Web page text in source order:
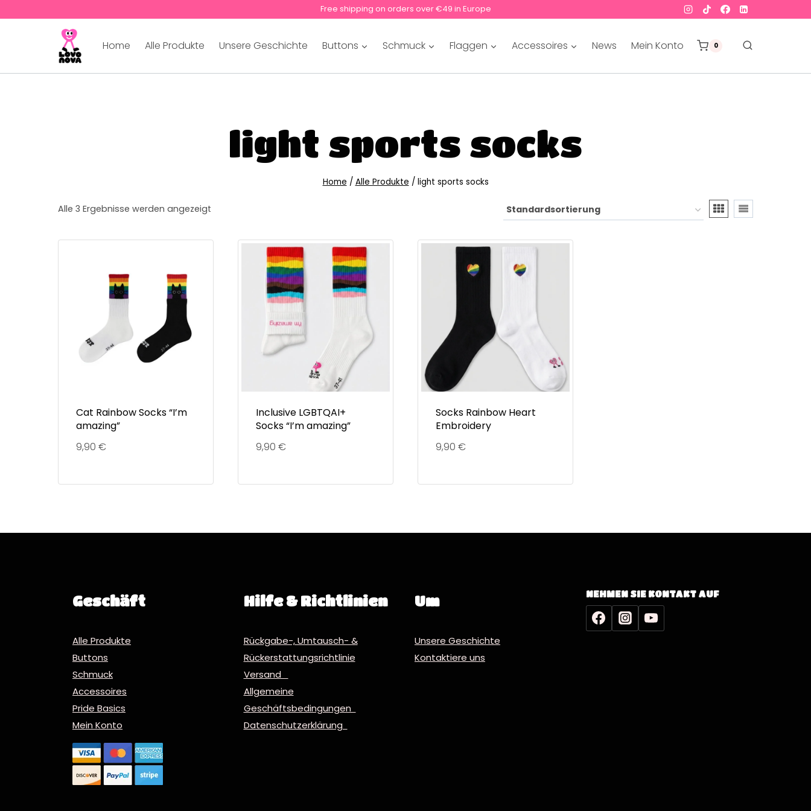
Free shipping on orders over €49 in Europe
Home Alle Produkte Unsere Geschichte Buttons Schmuck Flaggen Accessoires News Mein Konto 0
light sports socks
Home / Alle Produkte / light sports socks
Alle 3 Ergebnisse werden angezeigt
Cat Rainbow Socks “I’m
amazing”
9,90 €
Inclusive LGBTQAI+
Socks “I’m amazing”
9,90 €
Socks Rainbow Heart
Embroidery
9,90 €
Geschäft
Alle Produkte
Buttons
Schmuck
Accessoires
Pride Basics
Mein Konto
Hilfe & Richtlinien
Rückgabe-, Umtausch- &
Rückerstattungsrichtlinie
Versand
Allgemeine
Geschäftsbedingungen
Datenschutzerklärung
Um
Unsere Geschichte
Kontaktiere uns
NEHMEN SIE KONTAKT AUF